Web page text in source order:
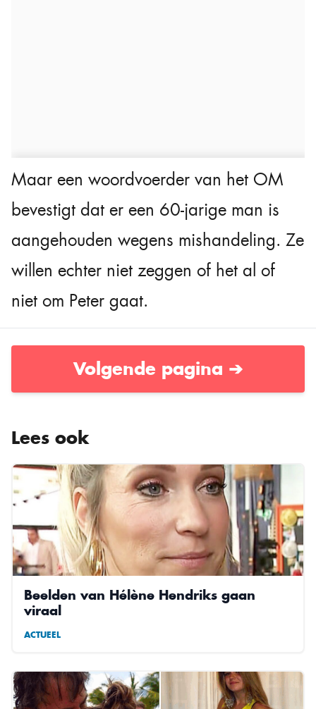
Maar een woordvoerder van het OM
bevestigt dat er een 60-jarige man is
aangehouden wegens mishandeling. Ze
willen echter niet zeggen of het al of
niet om Peter gaat.
Volgende pagina ➔
Lees ook
Beelden van Hélène Hendriks gaan
viraal
ACTUEEL